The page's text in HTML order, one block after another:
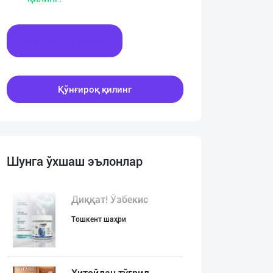
00:00
Қўнғироқ қилинг
Шунга ўхшаш эълонлар
Диққат! Ўзбекис
Тошкент шаҳри